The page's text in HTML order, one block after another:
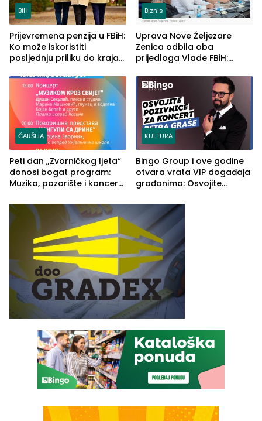
BiH
Prijevremena penzija u FBiH:
Ko može iskoristiti
posljednju priliku do kraja
Biznis
Uprava Nove Željezare
Zenica odbila oba
prijedloga Vlade FBiH:
rješenje
ČARŠIJA
Peti dan „Zvorničkog ljeta“
donosi bogat program:
Muzika, pozorište i koncert
KULTURA
Bingo Group i ove godine
otvara vrata VIP događaja
građanima: Osvojite
Graše